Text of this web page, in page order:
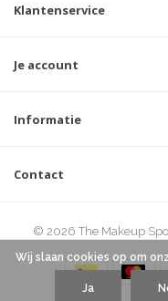
Klantenservice
Je account
Informatie
Contact
© 2026 The Makeup
Wij slaan cookies op om
Ja